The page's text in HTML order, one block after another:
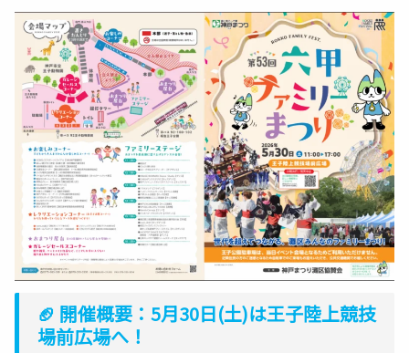
🏈 開催概要：5月30日(土)は王子陸上競技
場前広場へ！